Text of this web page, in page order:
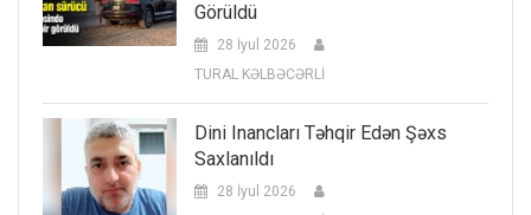
Görüldü
28 İyul 2026
TURAL KƏLBƏCƏRLİ
Dini Inancları Təhqir Edən Şəxs
Saxlanıldı
28 İyul 2026